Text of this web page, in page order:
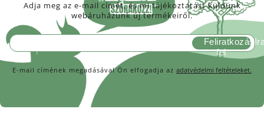
Adja meg az e-mail címét, és mi tájékoztatást küldünk
webáruházunk új termékeiről.
E-mail címének megadásával Ön elfogadja az adatvédelmi feltételeket.
Feliratkozás